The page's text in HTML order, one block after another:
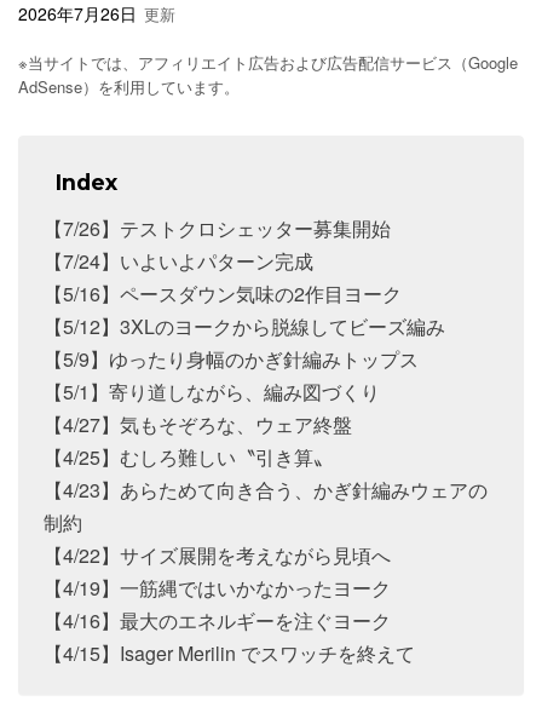
2026年7月26日
※当サイトでは、アフィリエイト広告および広告配信サービス（Google
AdSense）を利用しています。
Index
【7/26】テストクロシェッター募集開始
【7/24】いよいよパターン完成
【5/16】ペースダウン気味の2作目ヨーク
【5/12】3XLのヨークから脱線してビーズ編み
【5/9】ゆったり身幅のかぎ針編みトップス
【5/1】寄り道しながら、編み図づくり
【4/27】気もそぞろな、ウェア終盤
【4/25】むしろ難しい〝引き算〟
【4/23】あらためて向き合う、かぎ針編みウェアの
制約
【4/22】サイズ展開を考えながら見頃へ
【4/19】一筋縄ではいかなかったヨーク
【4/16】最大のエネルギーを注ぐヨーク
【4/15】Isager Merilin でスワッチを終えて